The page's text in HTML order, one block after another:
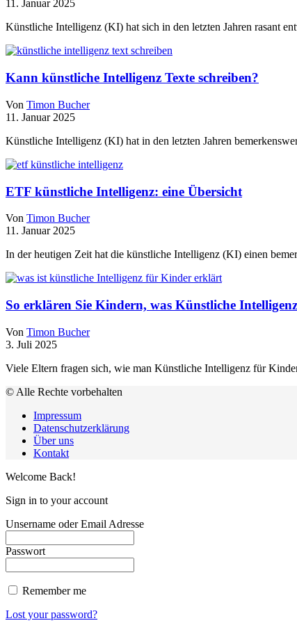
11. Januar 2025
Künstliche Intelligenz (KI) hat sich in den letzten Jahren rasant
Kann künstliche Intelligenz Texte schreiben?
Von Timon Bucher
11. Januar 2025
Künstliche Intelligenz (KI) hat in den letzten Jahren
ETF künstliche Intelligenz: eine Übersicht
Von Timon Bucher
11. Januar 2025
In der heutigen Zeit hat die künstliche Intelligenz (KI) einen
So erklären Sie Kindern, was Künstliche
Von Timon Bucher
3. Juli 2025
Viele Eltern fragen sich, wie man Künstliche Intelligenz für
© Alle Rechte vorbehalten
Impressum
Datenschutzerklärung
Über uns
Kontakt
Welcome Back!
Sign in to your account
Unsername oder Email Adresse
Passwort
Remember me
Lost your password?